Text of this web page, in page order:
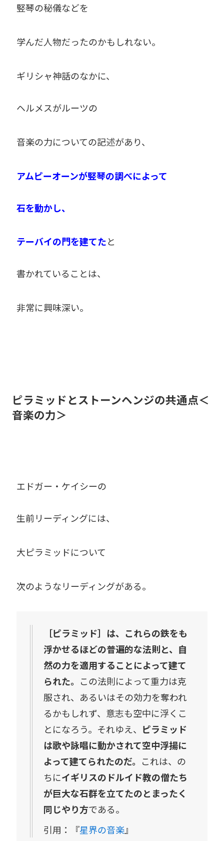
竪琴の秘儀などを
学んだ人物だったのかもしれない。
ギリシャ神話のなかに、
ヘルメスがルーツの
音楽の力についての記述があり、
アムピーオーンが竪琴の調べによって
石を動かし、
テーバイの門を建てたと
書かれていることは、
非常に興味深い。
ピラミッドとストーンヘンジの共通点＜
音楽の力＞
エドガー・ケイシーの
生前リーディングには、
大ピラミッドについて
次のようなリーディングがある。
［ピラミッド］は、これらの鉄をも
浮かせるほどの普遍的な法則と、自
然の力を適用することによって建て
られた。 この法則によって重力は克
服され、あるいはその効力を奪われ
るかもしれず、意志も空中に浮くこ
とになろう。それゆえ、 ピラミッド
は歌や詠唱に動かされて空中浮揚に
よって建てられたのだ。 これは、の
ちにイギリスのドルイド教の僧たち
が巨大な石群を立てたのとまったく
同じやり方である。
引用：『星界の音楽』